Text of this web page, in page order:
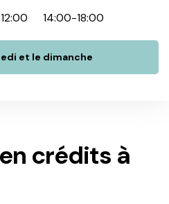
12:00 14:00-18:00
et le dimanche
crédits à